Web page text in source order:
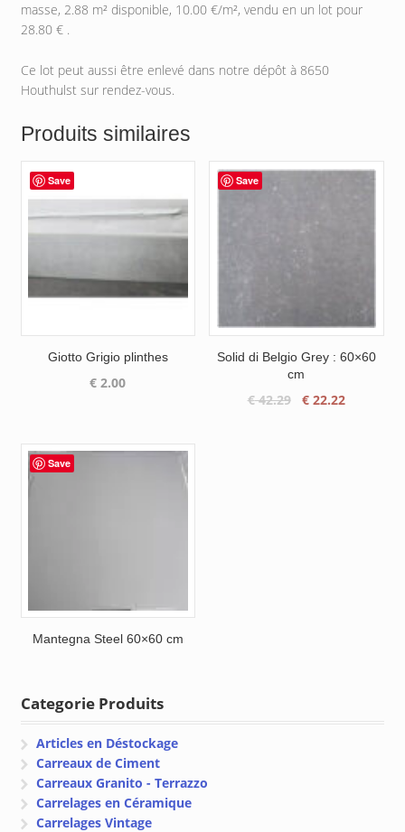
masse, 2.88 m² disponible, 10.00 €/m², vendu en un lot pour
28.80 € .
Ce lot peut aussi être enlevé dans notre dépôt à 8650
Houthulst sur rendez-vous.
Produits similaires
Save
Giotto Grigio plinthes
€ 2.00
Save
Solid di Belgio Grey : 60×60
cm
€42.29
Le
€ 22.22Le
Save
Mantegna Steel 60×60 cm
Categorie Produits
Articles en Déstockage
Carreaux de Ciment
Carreaux Granito - Terrazzo
Carrelages en Céramique
Carrelages Vintage